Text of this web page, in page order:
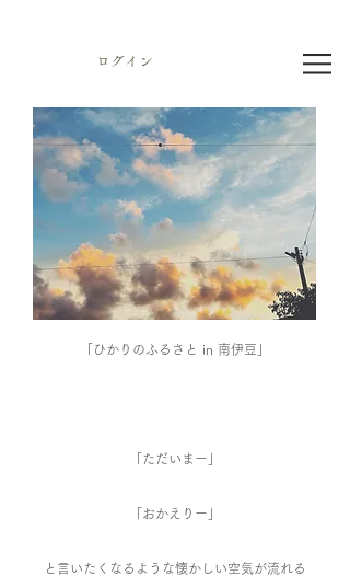
ログイン
「ひかりのふるさと in 南伊豆」
「ただいまー」
「おかえりー」
と言いたくなるような懐かしい空気が流れる